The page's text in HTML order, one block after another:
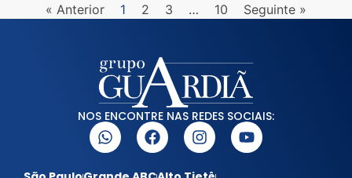
« Anterior 1 2 3 … 10 Seguinte »
NOS ENCONTRE NAS REDES SOCIAIS: